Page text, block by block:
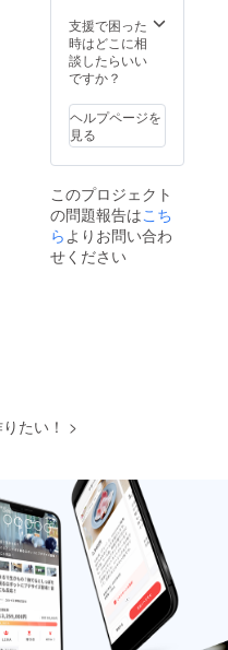
プレー
トのデ
ザイン
も含
支援で困った
時はどこに相
談したらいい
ですか？
ヘルプページを
見る
このプロジェクト
の問題報告はこち
ら よりお問い合わ
せください
たい！ >